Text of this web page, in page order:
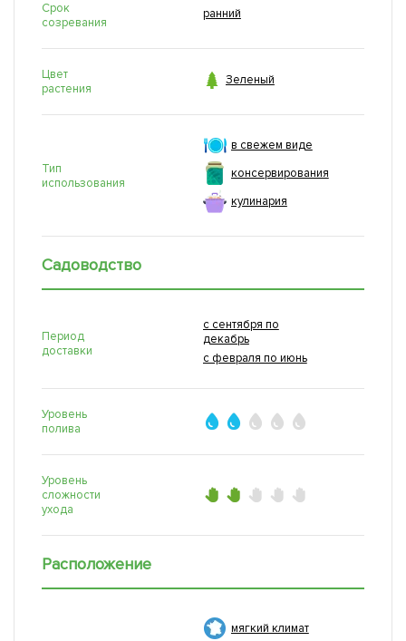
Срок
созревания
ранний
Цвет
растения
 Зеленый
Тип
использования
в свежем виде
консервирования
кулинария
Садоводство
Период
доставки
с сентября по
декабрь
с февраля по июнь
Уровень
полива
Уровень
сложности
ухода
Расположение
мягкий климат